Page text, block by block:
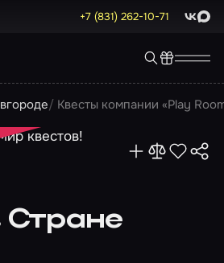
+7 (831) 262-10-71 Max
Квесты компании «Play
Стране
КВЕСТ ЗАКРЫТ